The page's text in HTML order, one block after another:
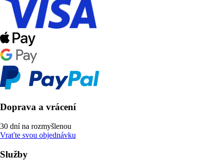
Doprava a vrácení
30 dní na rozmyšlenou
Vraťte svou objednávku
Služby